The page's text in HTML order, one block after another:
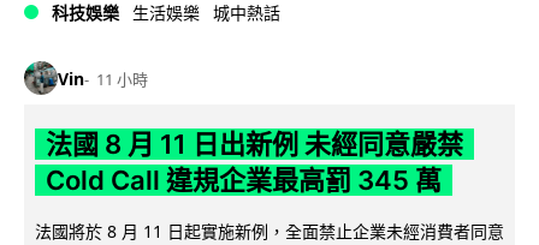
科技娛樂 生活娛樂 城中熱話
Vin 11 小時
法國 8 月 11 日出新例 未經同意嚴禁
Cold Call 違規企業最高罰 345 萬
法國將於 8 月 11 日起實施新例，全面禁止企業未經消費者同意